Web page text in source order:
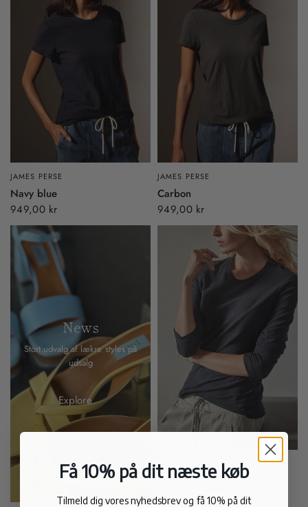
JAMES PERSE
Navy blue
949,00 kr
JAMES PERSE
Carbon
949,00 kr
News
Stort udvalg af lækre styles på
udsalg
Explore
JAMES PERSE
Dee longsleeve
1.099,00 kr
Få 10% på dit næste køb
Tilmeld dig vores nyhedsbrev og få 10% på dit